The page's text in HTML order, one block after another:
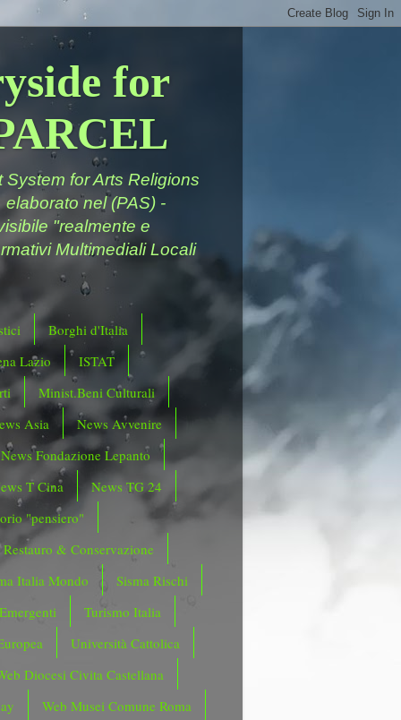
for
for Arts Religions
nel (PAS) -
"realmente e
Multimediali Locali
Borghi d'Italia
Lazio
ISTAT
Minist.Beni Culturali
Asia
News Avvenire
News Fondazione Lepanto
T Cina
News TG 24
"pensiero"
Restauro & Conservazione
Italia Mondo
Sisma Rischi
Turismo Italia
Università Cattolica
Diocesi Civita Castellana
Web Musei Comune Roma